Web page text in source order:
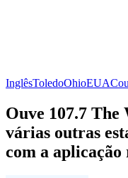
InglêsToledoOhioEUA
Ouve 107.7 The
várias outras
com a